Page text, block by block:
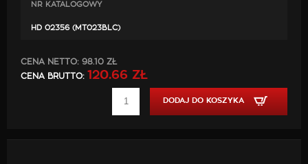
NR KATALOGOWY
HD 02356 (MT023BLC)
CENA NETTO: 98.10 ZŁ
CENA BRUTTO: 120.66 ZŁ
DODAJ DO KOSZYKA